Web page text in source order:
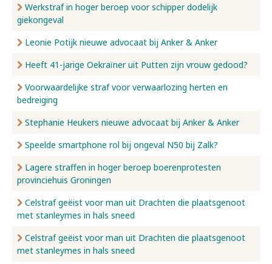
Werkstraf in hoger beroep voor schipper dodelijk
giekongeval
Leonie Potijk nieuwe advocaat bij Anker & Anker
Heeft 41-jarige Oekraïner uit Putten zijn vrouw gedood?
Voorwaardelijke straf voor verwaarlozing herten en
bedreiging
Stephanie Heukers nieuwe advocaat bij Anker & Anker
Speelde smartphone rol bij ongeval N50 bij Zalk?
Lagere straffen in hoger beroep boerenprotesten
provinciehuis Groningen
Celstraf geëist voor man uit Drachten die plaatsgenoot
met stanleymes in hals sneed
Celstraf geëist voor man uit Drachten die plaatsgenoot
met stanleymes in hals sneed